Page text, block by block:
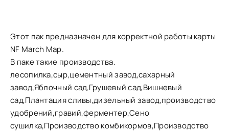
Этот пак предназначен для корректной работы карты
NF March Map.
В паке такие производства.
лесопилка,сыр,цементный завод,сахарный
завод,Яблочный сад,Грушевый сад,Вишневый
сад,Плантация сливы,дизельный завод,производство
удобрений,гравий,ферментер,Сено
сушилка,Производство комбикормов,Производство